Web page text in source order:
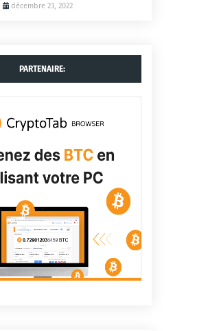
décembre 23, 2022
PARTENAIRE: